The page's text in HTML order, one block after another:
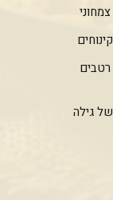
צמחוני
קינוחים
רטבים